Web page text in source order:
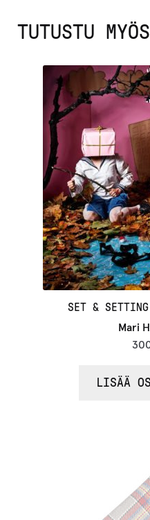
TUTUSTU MYÖS
SET &
Mari
LISÄÄ